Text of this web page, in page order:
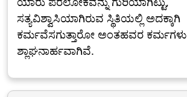
ಸತ್ಯವಿಶ್ವಾಸಿಯಾಗಿರುವ ಸ್ಥಿತಿಯಲ್ಲಿ ಅದಕ್ಕಾಗಿ
ಕರ್ಮವೆಸಗುತ್ತಾರೋ ಅಂತಹವರ ಕರ್ಮಗಳು
ಶ್ಲಾಘನಾರ್ಹವಾಗಿವೆ.